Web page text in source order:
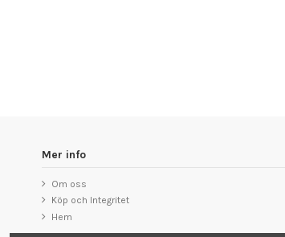
Mer info
Om oss
Köp och Integritet
Hem